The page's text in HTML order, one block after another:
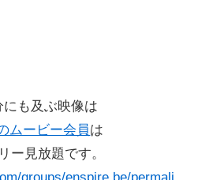
も及ぶ映像は
ムービー会員は
ー見放題です。